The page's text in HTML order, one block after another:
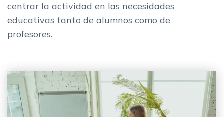
centrar la actividad en las necesidades
educativas tanto de alumnos como de
profesores.